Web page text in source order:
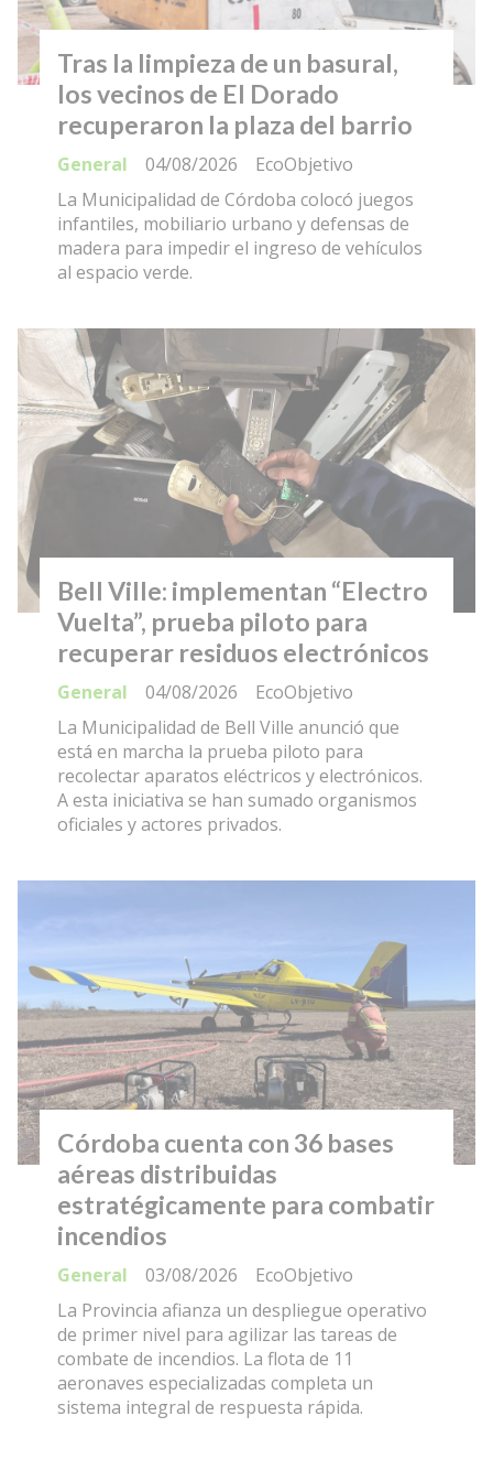
Tras la limpieza de un basural,
los vecinos de El Dorado
recuperaron la plaza del barrio
EcoObjetivo
General
04/08/2026
La Municipalidad de Córdoba colocó juegos
infantiles, mobiliario urbano y defensas de
madera para impedir el ingreso de vehículos
al espacio verde.
Bell Ville: implementan “Electro
Vuelta”, prueba piloto para
recuperar residuos electrónicos
EcoObjetivo
General
04/08/2026
La Municipalidad de Bell Ville anunció que
está en marcha la prueba piloto para
recolectar aparatos eléctricos y electrónicos.
A esta iniciativa se han sumado organismos
oficiales y actores privados.
Córdoba cuenta con 36 bases
aéreas distribuidas
estratégicamente para combatir
incendios
EcoObjetivo
General
03/08/2026
La Provincia afianza un despliegue operativo
de primer nivel para agilizar las tareas de
combate de incendios. La flota de 11
aeronaves especializadas completa un
sistema integral de respuesta rápida.